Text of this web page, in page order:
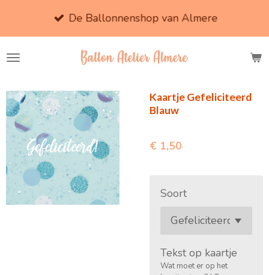
de
De Ballonnenshop van Almere
Kaartje Gefeliciteerd
Blauw
€ 1,50
Soort
Tekst op kaartje
Wat moet er op het